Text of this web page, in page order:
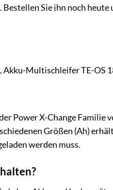
Sie ihn noch heute
Akku-Multischleifer TE-OS
Power X-Change Familie
Größen (Ah)
werden muss.